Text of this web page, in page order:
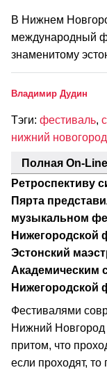
В Нижнем
международный
знаменитому
Владимир Дудин
Тэги: фестиваль,
нижний новогород
Полная On-
Ретроспективу
Пярта
музыкальном
Нижегородской
Эстонский
Академическим
Нижегородской
Фестивалями
Нижний Новгород
притом, что
если проходят,